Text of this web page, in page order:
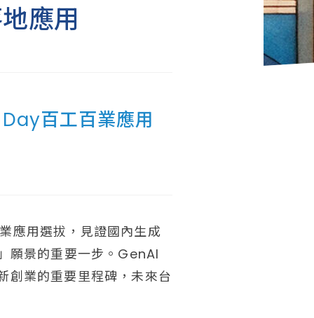
應用
百工百業應用
應用選拔，見證國內生成
願景的重要一步。GenAI
業的重要里程碑，未來台